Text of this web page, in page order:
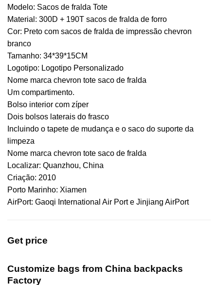
Modelo: Sacos de fralda Tote
Material: 300D + 190T sacos de fralda de forro
Cor: Preto com sacos de fralda de impressão chevron
branco
Tamanho: 34*39*15CM
Logotipo: Logotipo Personalizado
Nome marca chevron tote saco de fralda
Um compartimento.
Bolso interior com zíper
Dois bolsos laterais do frasco
Incluindo o tapete de mudança e o saco do suporte da
limpeza
Nome marca chevron tote saco de fralda
Localizar: Quanzhou, China
Criação: 2010
Porto Marinho: Xiamen
AirPort: Gaoqi International Air Port e Jinjiang AirPort
Get price
Customize bags from China backpacks
Factory